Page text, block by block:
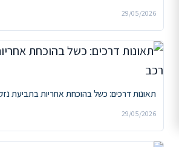
29/05/2026
תאונות דרכים: כשל בהוכחת אחריות בתביעת
29/05/2026